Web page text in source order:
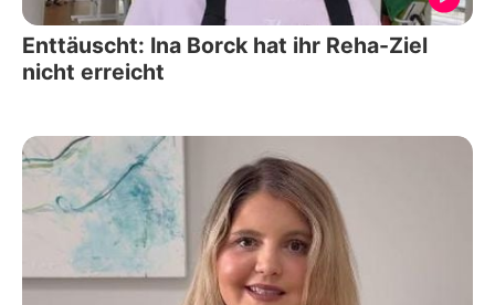
Enttäuscht: Ina Borck hat ihr Reha-Ziel
nicht erreicht